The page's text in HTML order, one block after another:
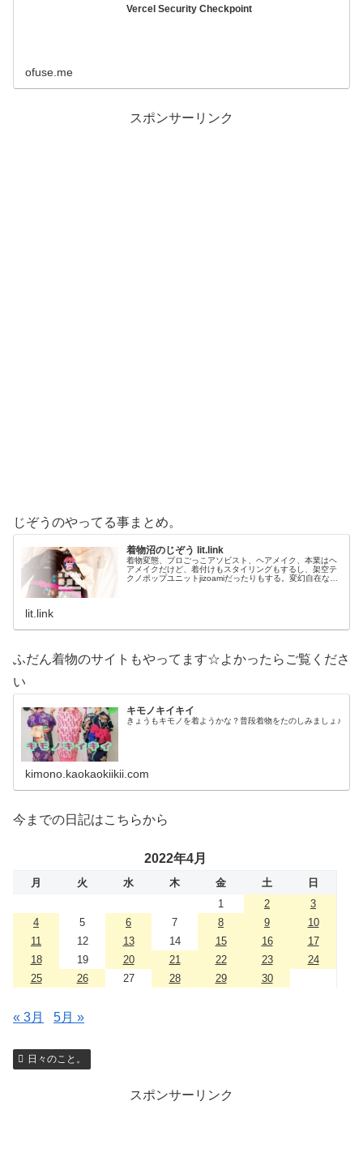
Vercel Security Checkpoint
ofuse.me
スポンサーリンク
じぞうのやってる事まとめ。
着物沼のじぞう lit.link
着物変態、プロごっこアソビスト、ヘアメイク、本業はヘ
アメイクだけど、着付けもスタイリングもするし、架空テ
クノポップユニットjizoamiだったりもする。変幻自在なた
lit.link
ふだん着物のサイトもやってます☆よかったらご覧くださ
い
キモノキイキイ
きょうもキモノを着ようかな？普段着物をたのしみましょ♪
kimono.kaokaokiikii.com
今までの日記はこちらから
2022年4月
月 火 水 木 金 土
日
1
2
3
4
5 6 7 8 9
10
11
12 13 14 15 16
17
18
19 20 21 22 23
24
25
26 27 28 29 30
« 3月 5月 »
日々のこと。
スポンサーリンク